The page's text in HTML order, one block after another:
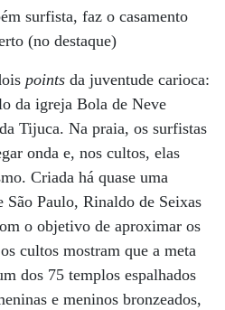
surfista, faz o casamento
(no destaque)
points da juventude carioca:
da igreja Bola de Neve
Tijuca. Na praia, os surfistas
onda e, nos cultos, elas
Criada há quase uma
São Paulo, Rinaldo de Seixas
o objetivo de aproximar os
cultos mostram que a meta
dos 75 templos espalhados
e meninos bronzeados,